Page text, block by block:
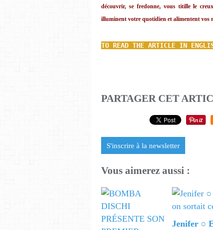
découvrir, se fredonne, vous titille le
illuminent votre quotidien et alimentent vos
TO READ THE ARTICLE IN
PARTAGER CET
S'inscrire à la newsletter
Vous aimerez aussi :
Jenifer ○